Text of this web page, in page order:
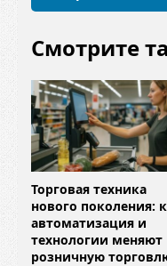
Смотрите
Торговая техника
нового поколения:
автоматизация и
технологии меняют
розничную